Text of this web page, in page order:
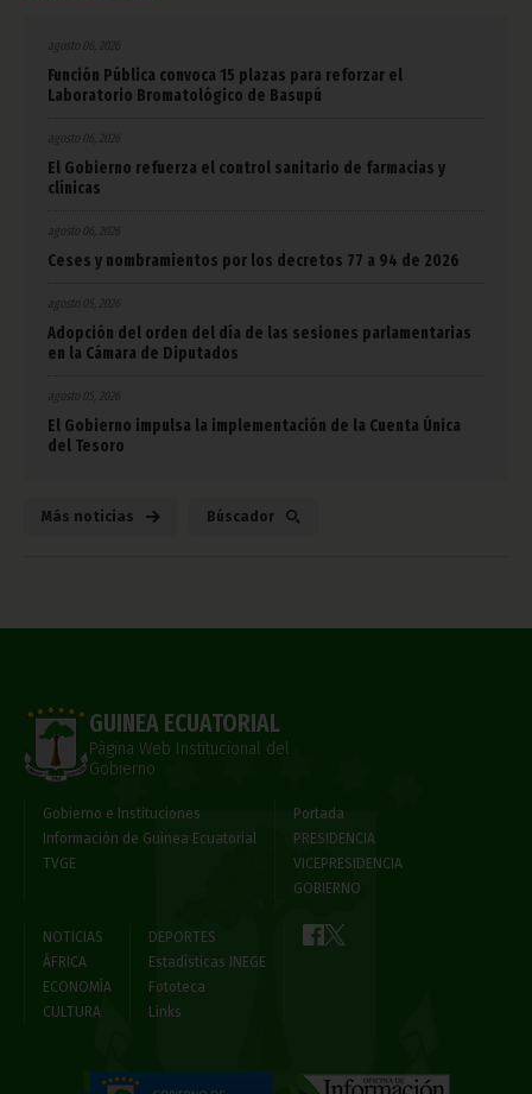
agosto 06, 2026
Función Pública convoca 15 plazas para reforzar el
Laboratorio Bromatológico de Basupú
agosto 06, 2026
El Gobierno refuerza el control sanitario de farmacias y
clínicas
agosto 06, 2026
Ceses y nombramientos por los decretos 77 a 94 de 2026
agosto 05, 2026
Adopción del orden del día de las sesiones parlamentarias
en la Cámara de Diputados
agosto 05, 2026
El Gobierno impulsa la implementación de la Cuenta Única
del Tesoro
Más noticias Búscador
GUINEA ECUATORIAL
Página Web Institucional del
Gobierno
Gobierno e Instituciones
Información de Guinea Ecuatorial
TVGE
Portada
PRESIDENCIA
VICEPRESIDENCIA
GOBIERNO
NOTICIAS
ÁFRICA
ECONOMÍA
CULTURA
DEPORTES
Estadísticas INEGE
Fototeca
Links